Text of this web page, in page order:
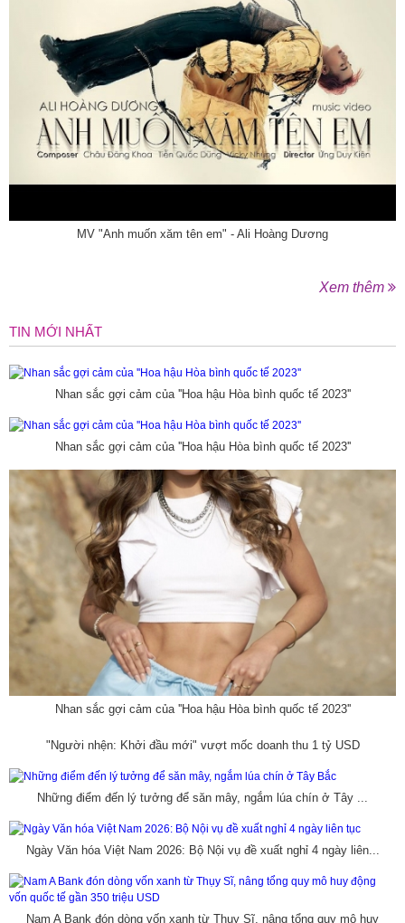
MV "Anh muốn xăm tên em" - Ali Hoàng Dương
Xem thêm
TIN MỚI NHẤT
Nhan sắc gợi cảm của ''Hoa hậu Hòa bình quốc tế 2023''
Nhan sắc gợi cảm của ''Hoa hậu Hòa bình quốc tế 2023''
Nhan sắc gợi cảm của ''Hoa hậu Hòa bình quốc tế 2023''
"Người nhện: Khởi đầu mới" vượt mốc doanh thu 1 tỷ USD
Những điểm đến lý tưởng để săn mây, ngắm lúa chín ở Tây ...
Ngày Văn hóa Việt Nam 2026: Bộ Nội vụ đề xuất nghỉ 4 ngày liên...
Nam A Bank đón dòng vốn xanh từ Thụy Sĩ, nâng tổng quy mô huy